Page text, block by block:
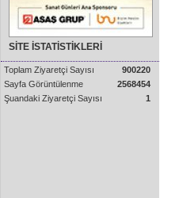
SİTE İSTATİSTİKLERİ
Toplam Ziyaretçi Sayısı
900220
Sayfa Görüntülenme
2568454
Şuandaki Ziyaretçi Sayısı
1